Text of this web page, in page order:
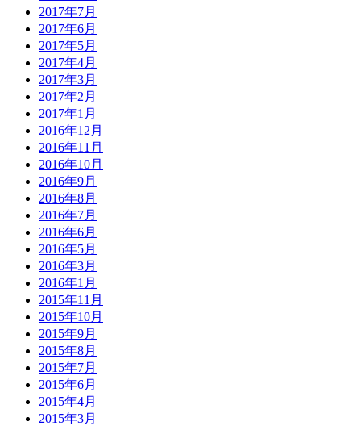
2017年7月
2017年6月
2017年5月
2017年4月
2017年3月
2017年2月
2017年1月
2016年12月
2016年11月
2016年10月
2016年9月
2016年8月
2016年7月
2016年6月
2016年5月
2016年3月
2016年1月
2015年11月
2015年10月
2015年9月
2015年8月
2015年7月
2015年6月
2015年4月
2015年3月